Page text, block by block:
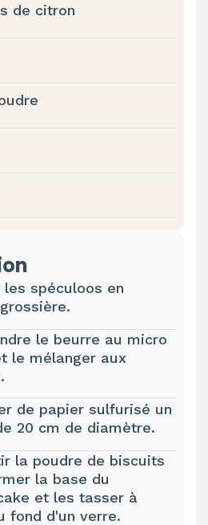
de citron
les spéculoos en
le beurre au micro
le mélanger aux
de papier sulfurisé un
20 cm de diamètre.
la poudre de biscuits
la base du
et les tasser à
fond d'un verre.